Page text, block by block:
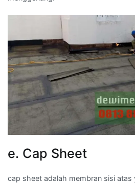
e. Cap Sheet
cap sheet adalah membran sisi atas